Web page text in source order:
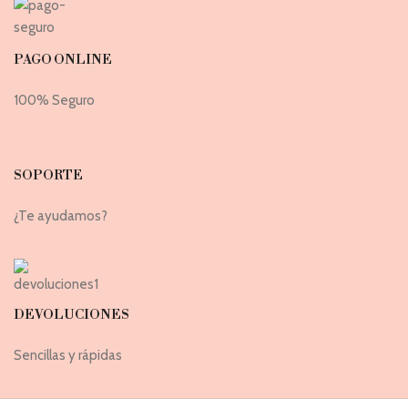
PAGO ONLINE
100% Seguro
SOPORTE
¿Te ayudamos?
DEVOLUCIONES
Sencillas y rápidas